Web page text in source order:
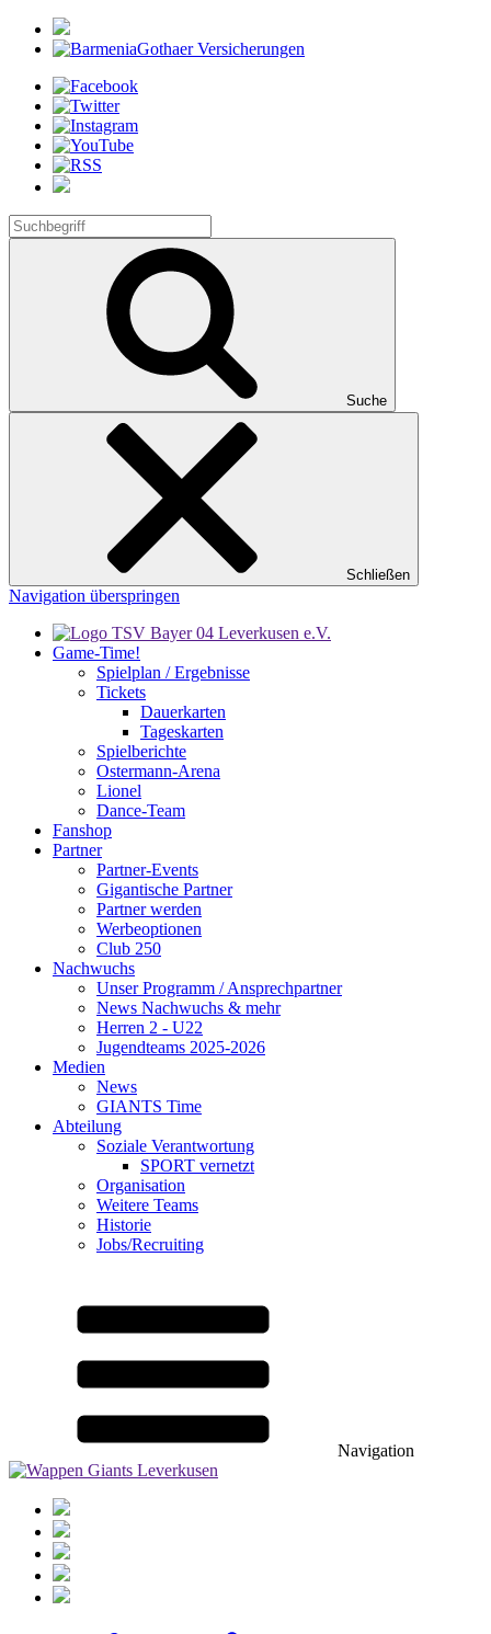
Suche
Schließen
Navigation überspringen
Game-Time!
Spielplan / Ergebnisse
Tickets
Dauerkarten
Tageskarten
Spielberichte
Ostermann-Arena
Lionel
Dance-Team
Fanshop
Partner
Partner-Events
Gigantische Partner
Partner werden
Werbeoptionen
Club 250
Nachwuchs
Unser Programm / Ansprechpartner
News Nachwuchs & mehr
Herren 2 - U22
Jugendteams 2025-2026
Medien
News
GIANTS Time
Abteilung
Soziale Verantwortung
SPORT vernetzt
Organisation
Weitere Teams
Historie
Jobs/Recruiting
Navigation